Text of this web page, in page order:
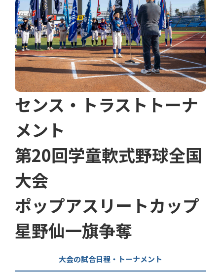
センス・トラストトーナ
メント
第20回学童軟式野球全国
大会
ポップアスリートカップ
星野仙一旗争奪
大会の試合日程・トーナメント